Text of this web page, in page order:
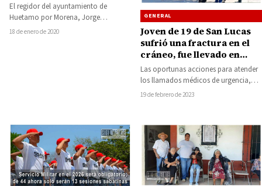
El regidor del ayuntamiento de
Huetamo por Morena, Jorge
Maldonado González, durante la
18 de enero de 2020
GENERAL
Joven de 19 de San Lucas
sufrió una fractura en el
cráneo, fue llevado en
helicóptero de Huetamo al
Hospital Civil de Morelia
Las oportunas acciones para atender
los llamados médicos de urgencia,
permitió trasladar vía aérea a un
19 de febrero de 2023